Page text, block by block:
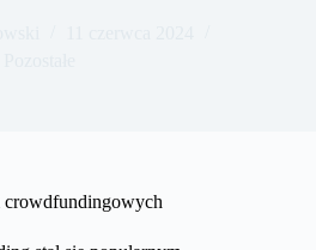
crowdfundingowych